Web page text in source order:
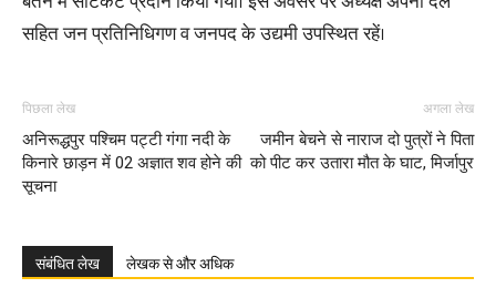
सहित जन प्रतिनिधिगण व जनपद के उद्यमी उपस्थित रहें।
पिछला लेख
अनिरूद्धपुर पश्चिम पट्टी गंगा नदी के
किनारे छाड़न में 02 अज्ञात शव होने की
सूचना
अगला लेख
जमीन बेचने से नाराज दो पुत्रों ने पिता
को पीट कर उतारा मौत के घाट, मिर्जापुर
संबंधित लेख लेखक से और अधिक